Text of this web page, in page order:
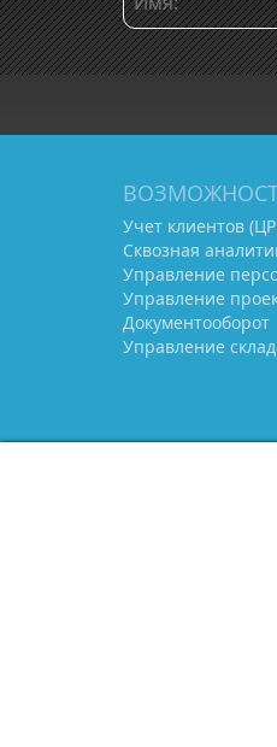
Учет клиентов
Сквозная
Управление
Управление
Документооборот
Управление